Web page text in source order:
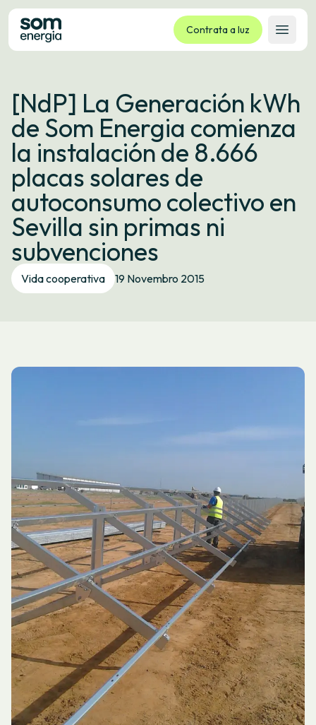
Contrata a luz
Abrir
Tarifas
Servizos
Empresas
La cooperativa
Contacto
Trámites
Oficina virtual
Idioma: ES CA GL EU
[NdP] La Generación kWh
de Som Energia comienza
la instalación de 8.666
placas solares de
autoconsumo colectivo en
Sevilla sin primas ni
subvenciones
Vida cooperativa 19 Novembro 2015